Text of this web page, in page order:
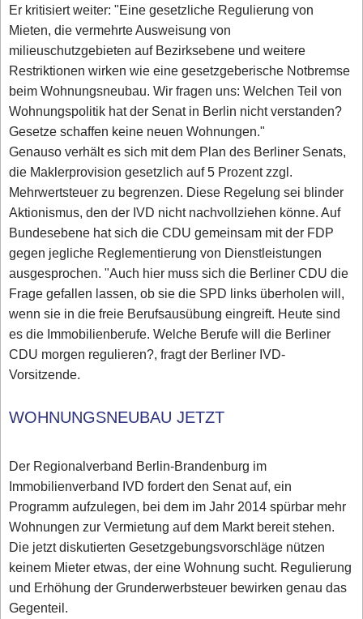
Er kritisiert weiter: "Eine gesetzliche Regulierung von
Mieten, die vermehrte Ausweisung von
milieuschutzgebieten auf Bezirksebene und weitere
Restriktionen wirken wie eine gesetzgeberische Notbremse
beim Wohnungsneubau. Wir fragen uns: Welchen Teil von
Wohnungspolitik hat der Senat in Berlin nicht verstanden?
Gesetze schaffen keine neuen Wohnungen."
Genauso verhält es sich mit dem Plan des Berliner Senats,
die Maklerprovision gesetzlich auf 5 Prozent zzgl.
Mehrwertsteuer zu begrenzen. Diese Regelung sei blinder
Aktionismus, den der IVD nicht nachvollziehen könne. Auf
Bundesebene hat sich die CDU gemeinsam mit der FDP
gegen jegliche Reglementierung von Dienstleistungen
ausgesprochen. "Auch hier muss sich die Berliner CDU die
Frage gefallen lassen, ob sie die SPD links überholen will,
wenn sie in die freie Berufsausübung eingreift. Heute sind
es die Immobilienberufe. Welche Berufe will die Berliner
CDU morgen regulieren?, fragt der Berliner IVD-
Vorsitzende.
WOHNUNGSNEUBAU JETZT
Der Regionalverband Berlin-Brandenburg im
Immobilienverband IVD fordert den Senat auf, ein
Programm aufzulegen, bei dem im Jahr 2014 spürbar mehr
Wohnungen zur Vermietung auf dem Markt bereit stehen.
Die jetzt diskutierten Gesetzgebungsvorschläge nützen
keinem Mieter etwas, der eine Wohnung sucht. Regulierung
und Erhöhung der Grunderwerbsteuer bewirken genau das
Gegenteil.